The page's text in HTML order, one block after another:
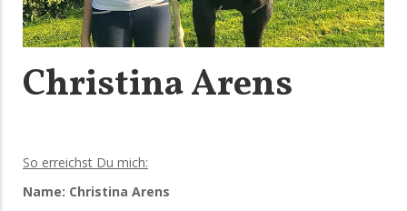
Christina Arens
So erreichst Du mich:
Name: Christina Arens